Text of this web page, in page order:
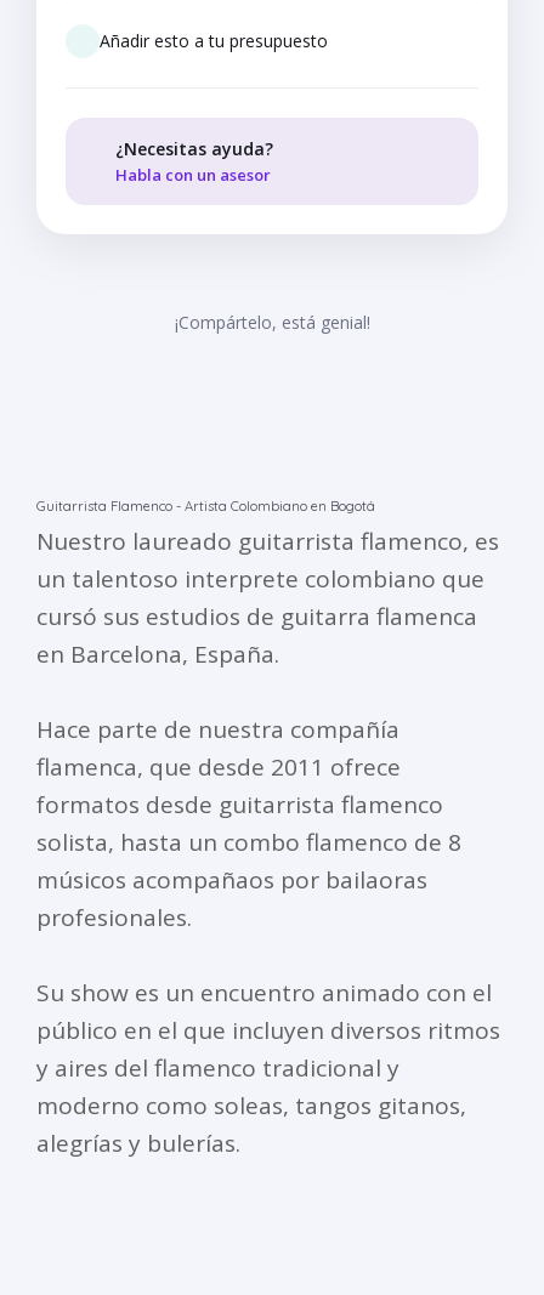
Añadir esto a tu presupuesto
¿Necesitas ayuda?
Habla con un asesor
¡Compártelo, está genial!
Guitarrista Flamenco - Artista Colombiano en Bogotá
Nuestro laureado guitarrista flamenco, es
un talentoso interprete colombiano que
cursó sus estudios de guitarra flamenca
en Barcelona, España.
Hace parte de nuestra compañía
flamenca, que desde 2011 ofrece
formatos desde guitarrista flamenco
solista, hasta un combo flamenco de 8
músicos acompañaos por bailaoras
profesionales.
Su show es un encuentro animado con el
público en el que incluyen diversos ritmos
y aires del flamenco tradicional y
moderno como soleas, tangos gitanos,
alegrías y bulerías.